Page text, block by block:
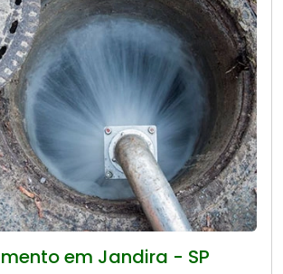
em Jandira - SP